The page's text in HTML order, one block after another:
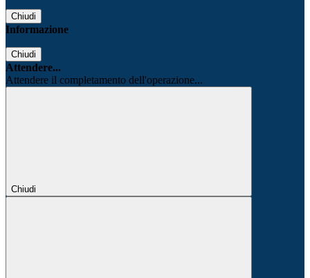
Chiudi
Informazione
Chiudi
Attendere...
Attendere il completamento dell'operazione...
Chiudi